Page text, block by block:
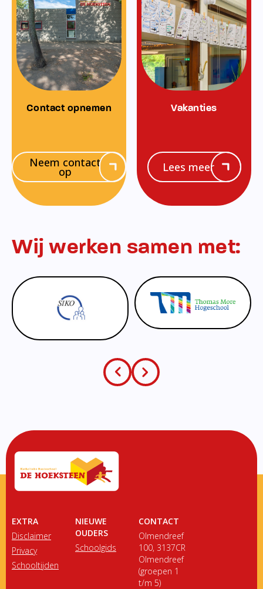
Contact opnemen
Neem contact
op
Vakanties
Lees meer
Wij werken samen met:
EXTRA
Disclaimer
Privacy
Schooltijden
NIEUWE
OUDERS
Schoolgids
CONTACT
Olmendreef
100, 3137CR
Olmendreef
(groepen 1
t/m 5)